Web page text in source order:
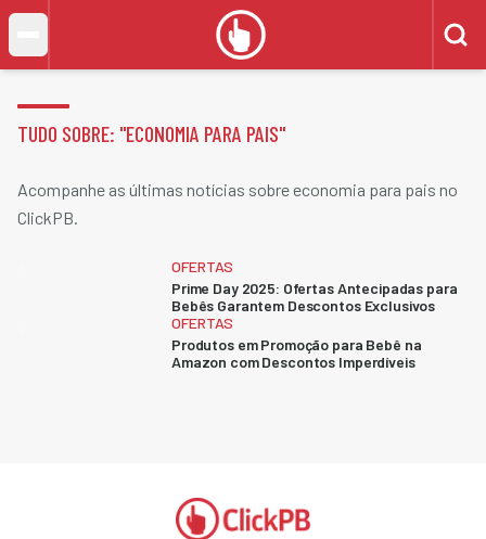
TUDO SOBRE: "ECONOMIA PARA PAIS"
Acompanhe as últimas notícias sobre economia para pais no
ClickPB.
OFERTAS
Prime Day 2025: Ofertas Antecipadas para
Bebês Garantem Descontos Exclusivos
OFERTAS
Produtos em Promoção para Bebê na
Amazon com Descontos Imperdíveis